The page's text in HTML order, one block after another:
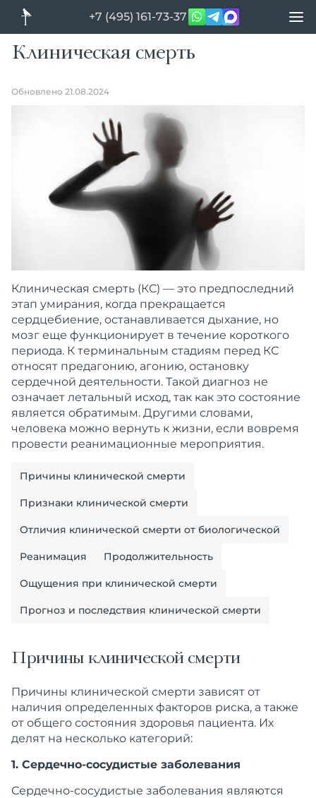
+7 (495) 161-73-37
Клиническая смерть
Обновлено 21.08.2024
Клиническая смерть (КС) — это предпоследний
этап умирания, когда прекращается
сердцебиение, останавливается дыхание, но
мозг еще функционирует в течение короткого
периода. К терминальным стадиям перед КС
относят предагонию, агонию, остановку
сердечной деятельности. Такой диагноз не
означает летальный исход, так как это состояние
является обратимым. Другими словами,
человека можно вернуть к жизни, если вовремя
провести реанимационные мероприятия.
Причины клинической смерти
Признаки клинической смерти
Отличия клинической смерти от биологической
Реанимация Продолжительность
Ощущения при клинической смерти
Прогноз и последствия клинической смерти
Причины клинической смерти
Причины клинической смерти зависят от
наличия определенных факторов риска, а также
от общего состояния здоровья пациента. Их
делят на несколько категорий:
1. Сердечно-сосудистые заболевания
Сердечно-сосудистые заболевания являются